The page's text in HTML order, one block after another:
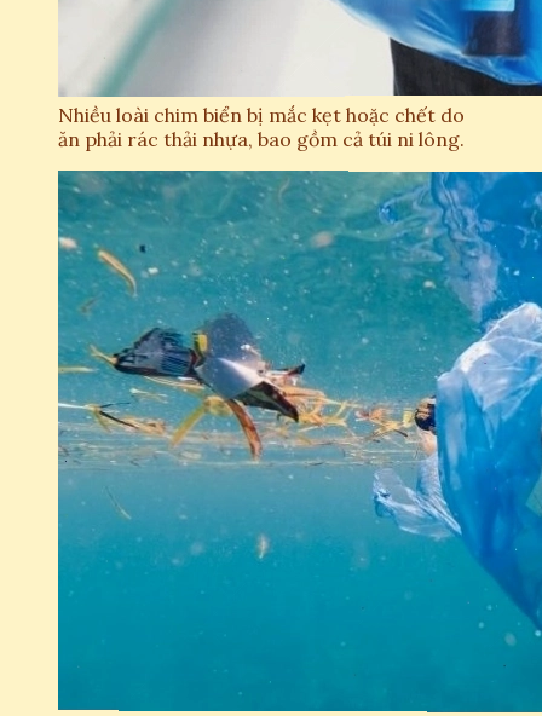
Nhiều loài chim biển bị mắc kẹt hoặc chết do
ăn phải rác thải nhựa, bao gồm cả túi ni lông.